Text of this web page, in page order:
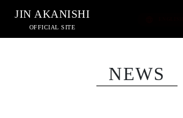
JIN AKANISHI
OFFICIAL SITE
NEWS